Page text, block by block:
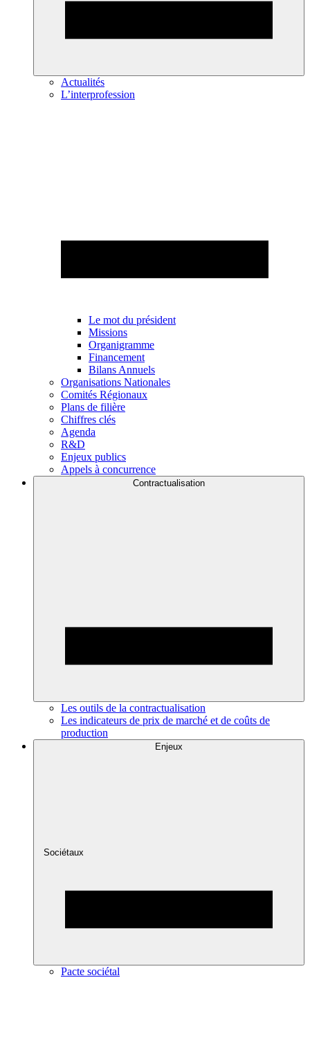
Actualités
L’interprofession
Le mot du président
Missions
Organigramme
Financement
Bilans Annuels
Organisations Nationales
Comités Régionaux
Plans de filière
Chiffres clés
Agenda
R&D
Enjeux publics
Appels à concurrence
Contractualisation
Les outils de la contractualisation
Les indicateurs de prix de marché et de coûts de
production
Enjeux
Sociétaux
Pacte sociétal